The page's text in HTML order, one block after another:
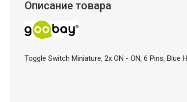
Описание товара
Toggle Switch Miniature, 2x ON - ON, 6 Pins,